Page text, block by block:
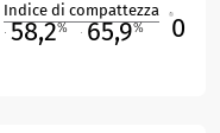
Indice di compattezza
58,2% 65,9% 0